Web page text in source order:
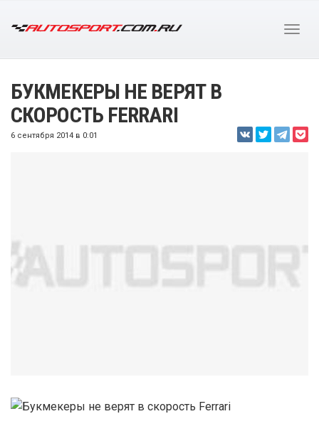
БУКМЕКЕРЫ НЕ ВЕРЯТ В
СКОРОСТЬ FERRARI
6 сентября 2014 в 0:01